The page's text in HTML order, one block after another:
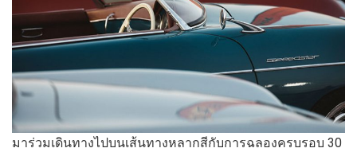
มาร่วมเดินทางไปบนเส้นทางหลากสีกับการฉลองครบรอบ 30